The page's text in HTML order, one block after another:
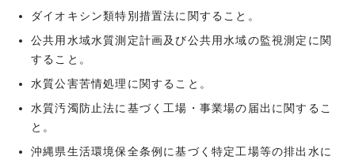
ダイオキシン類特別措置法に関すること。
公共用水域水質測定計画及び公共用水域の監視測定に関
すること。
水質公害苦情処理に関すること。
水質汚濁防止法に基づく工場・事業場の届出に関するこ
と。
沖縄県生活環境保全条例に基づく特定工場等の排出水に